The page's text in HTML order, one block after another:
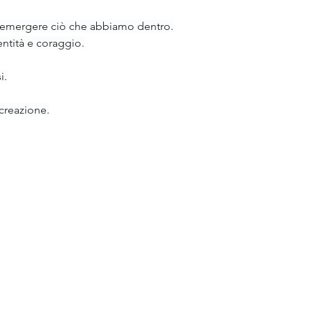
ciò che abbiamo dentro.
e coraggio.